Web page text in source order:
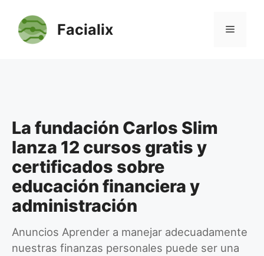
contenido
Facialix Menú
La fundación Carlos Slim
lanza 12 cursos gratis y
certificados sobre
educación financiera y
administración
Anuncios Aprender a manejar adecuadamente
nuestras finanzas personales puede ser una